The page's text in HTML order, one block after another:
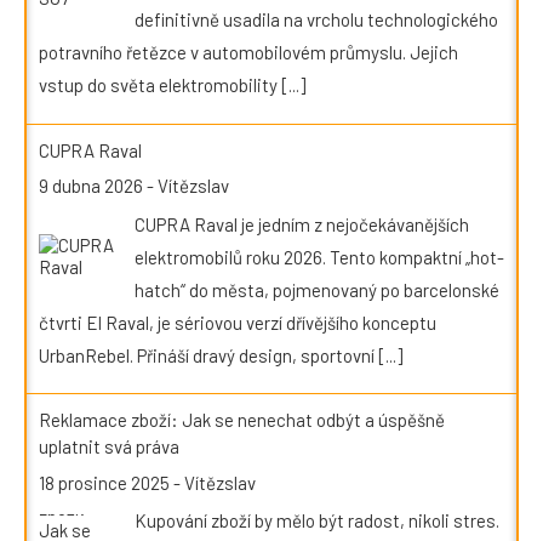
definitivně usadila na vrcholu technologického
potravního řetězce v automobilovém průmyslu. Jejich
vstup do světa elektromobility [...]
CUPRA Raval
9 dubna 2026 -Vítězslav
CUPRA Raval je jedním z nejočekávanějších
elektromobilů roku 2026. Tento kompaktní „hot-
hatch“ do města, pojmenovaný po barcelonské
čtvrti El Raval, je sériovou verzí dřívějšího konceptu
UrbanRebel. Přináší dravý design, sportovní[...]
Reklamace zboží: Jak se nenechat odbýt a úspěšně
uplatnit svá práva
18 prosince 2025 -Vítězslav
Kupování zboží by mělo být radost, nikoli stres.